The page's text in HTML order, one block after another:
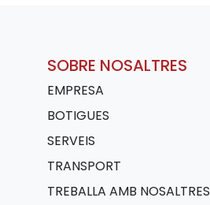
SOBRE NOSALTRES
EMPRESA
BOTIGUES
SERVEIS
TRANSPORT
TREBALLA AMB NOSALTRES